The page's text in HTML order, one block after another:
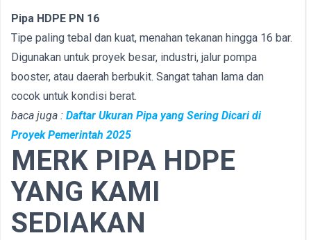
Pipa HDPE PN 16
Tipe paling tebal dan kuat, menahan tekanan hingga 16 bar.
Digunakan untuk proyek besar, industri, jalur pompa
booster, atau daerah berbukit. Sangat tahan lama dan
cocok untuk kondisi berat.
baca juga : Daftar Ukuran Pipa yang Sering Dicari di
Proyek Pemerintah 2025
MERK PIPA HDPE
YANG KAMI
SEDIAKAN